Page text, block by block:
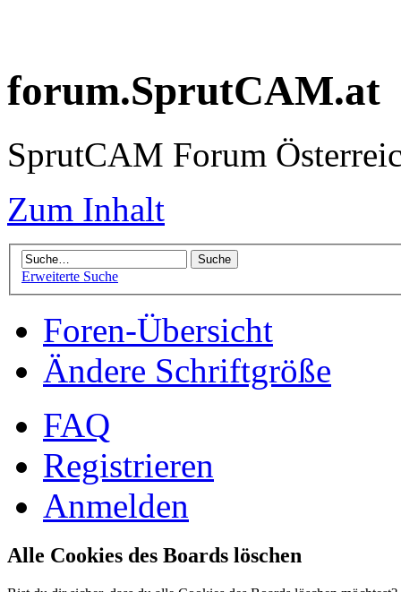
forum.SprutCAM.at
SprutCAM Forum
Zum Inhalt
Erweiterte Suche
Foren-Übersicht
Ändere Schriftgröße
FAQ
Registrieren
Anmelden
Alle Cookies des Boards löschen